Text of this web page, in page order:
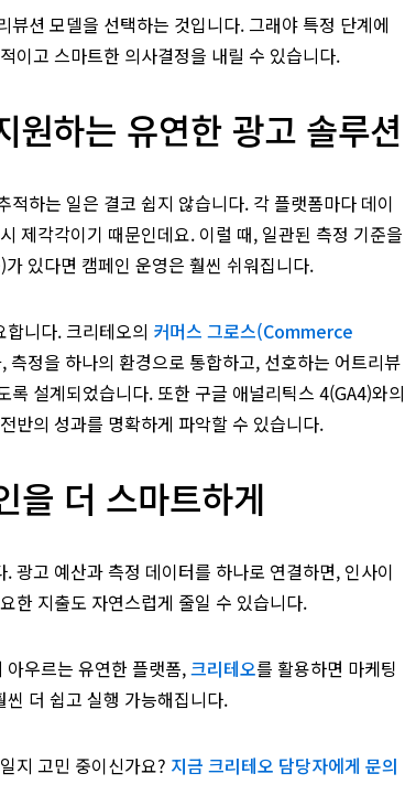
션 모델을 선택하는 것입니다. 그래야 특정 단계에
이고 스마트한 의사결정을 내릴 수 있습니다.
원하는 유연한 광고 솔루션
하는 일은 결코 쉽지 않습니다. 각 플랫폼마다 데이
제각각이기 때문인데요. 이럴 때, 일관된 측정 기준을
있다면 캠페인 운영은 훨씬 쉬워집니다.
니다. 크리테오의 커머스 그로스(Commerce
측정을 하나의 환경으로 통합하고, 선호하는 어트리뷰
설계되었습니다. 또한 구글 애널리틱스 4(GA4)와의
반의 성과를 명확하게 파악할 수 있습니다.
을 더 스마트하게
광고 예산과 측정 데이터를 하나로 연결하면, 인사이
한 지출도 자연스럽게 줄일 수 있습니다.
아우르는 유연한 플랫폼,크리테오를 활용하면 마케팅
더 쉽고 실행 가능해집니다.
지 고민 중이신가요? 지금 크리테오 담당자에게 문의